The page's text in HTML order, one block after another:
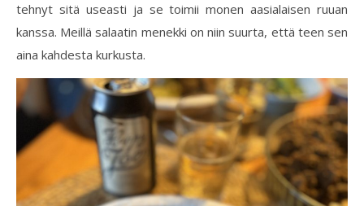
tehnyt sitä useasti ja se toimii monen aasialaisen ruuan
kanssa. Meillä salaatin menekki on niin suurta, että teen sen
aina kahdesta kurkusta.